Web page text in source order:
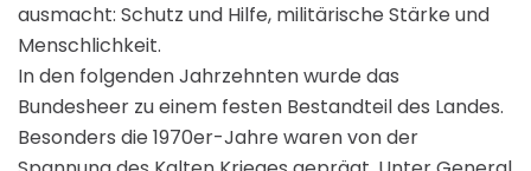
ausmacht: Schutz und Hilfe, militärische Stärke und
Menschlichkeit.
In den folgenden Jahrzehnten wurde das
Bundesheer zu einem festen Bestandteil des Landes.
Besonders die 1970er-Jahre waren von der